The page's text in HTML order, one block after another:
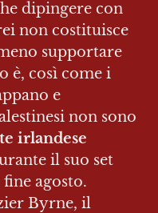
dipingere con
non costituisce
supportare
è, così come i
e
non sono
irlandese
il suo set
agosto.
Byrne, il